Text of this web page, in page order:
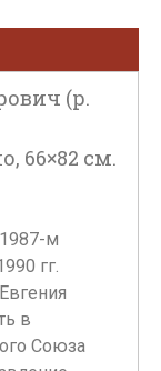
(р.
66×82 см.
м
гг.
в
Союза